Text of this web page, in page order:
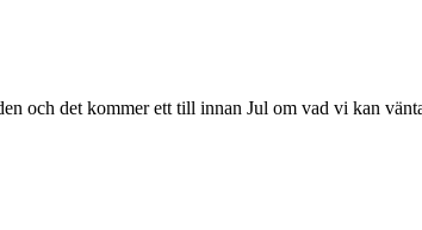
och det kommer ett till innan Jul om vad vi kan